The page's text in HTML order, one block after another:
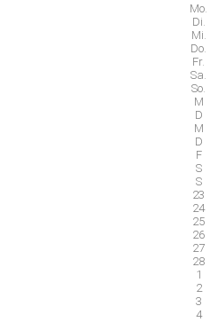
Mo.
Di.
Mi.
Do.
Fr.
Sa.
So.
M
D
M
D
F
S
S
23
24
25
26
27
28
1
2
3
4